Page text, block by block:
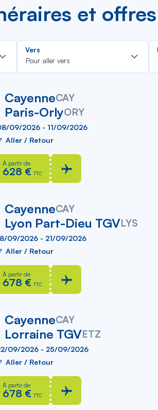
et
Rechercher
dans
la
Vers
Pour aller vers
la
CayenneCAY
Paris-OrlyORY
09/2026 - 11/09/2026
Aller / Retour
À partir de
628 € TTC
CayenneCAY
Lyon Part-Dieu TGVLYS
09/2026 - 21/09/2026
Aller / Retour
À partir de
678 € TTC
CayenneCAY
Lorraine TGVETZ
09/2026 - 25/09/2026
Aller / Retour
À partir de
678 € TTC